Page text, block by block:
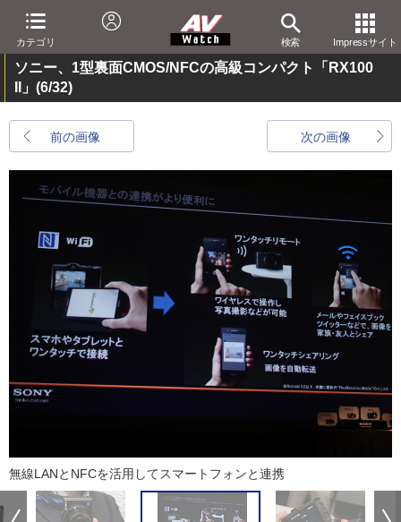
カテゴリ 検索 Impressサイト
ソニー、1型裏面CMOS/NFCの高級コンパクト「RX100
II」 (6/32)
前の画像 次の画像
無線LANとNFCを活用してスマートフォンと連携